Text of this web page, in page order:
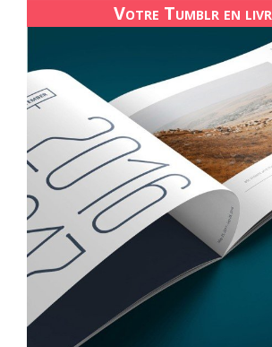
Votre Tumblr en